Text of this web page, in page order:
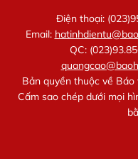
Điện thoại:
Email:
QC:
Bản quyền thuộc về
Cấm sao chép dưới mọi